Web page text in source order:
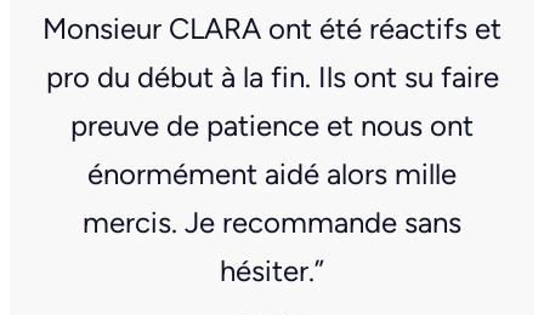
Monsieur CLARA ont été réactifs et
pro du début à la fin. Ils ont su faire
preuve de patience et nous ont
énormément aidé alors mille
mercis. Je recommande sans
hésiter.”